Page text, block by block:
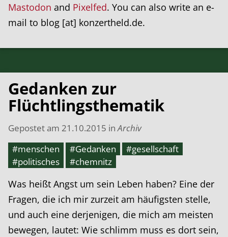
Mastodon and Pixelfed. You can also write an e-
mail to blog [at] konzertheld.de.
Gedanken zur
Flüchtlingsthematik
Gepostet am 21.10.2015 inArchiv
#menschen
#Gedanken
#gesellschaft
#politisches
#chemnitz
Was heißt Angst um sein Leben haben? Eine der
Fragen, die ich mir zurzeit am häufigsten stelle,
und auch eine derjenigen, die mich am meisten
bewegen, lautet: Wie schlimm muss es dort sein,